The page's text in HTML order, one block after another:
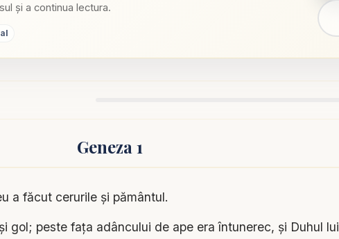
și a continua lectura.
Geneza 1
a făcut cerurile şi pământul.
gol; peste faţa adâncului de ape era întunerec, şi Duhul lui